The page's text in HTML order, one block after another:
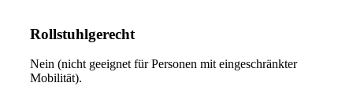
Rollstuhlgerecht
Nein (nicht geeignet für Personen mit eingeschränkter
Mobilität).